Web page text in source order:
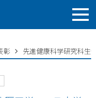
彰 先進健康科学研究科生